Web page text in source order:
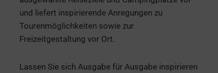
und liefert inspirierende Anregungen zu
Tourenmöglichkeiten sowie zur
Freizeitgestaltung vor Ort.
Lassen Sie sich Ausgabe für Ausgabe inspirieren